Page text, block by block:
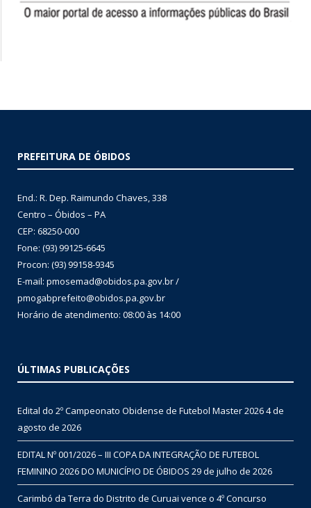
PREFEITURA DE ÓBIDOS
End.: R. Dep. Raimundo Chaves, 338
Centro – Óbidos – PA
CEP: 68250-000
Fone: (93) 99125-6645
Procon: (93) 99158-9345
E-mail: pmosemad@obidos.pa.gov.br /
pmogabprefeito@obidos.pa.gov.br
Horário de atendimento: 08:00 às 14:00
ÚLTIMAS PUBLICAÇÕES
Edital do 2º Campeonato Obidense de Futebol Master 20264 de
agosto de 2026
EDITAL Nº 001/2026 – III COPA DA INTEGRAÇÃO DE FUTEBOL
FEMININO 2026 DO MUNICÍPIO DE ÓBIDOS 29 de julho de 2026
Carimbó da Terra do Distrito de Curuai vence o 4º Concurso